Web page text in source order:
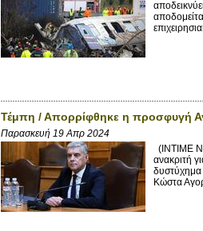
Τέμπη / Απορρίφθηκε η προσφυγή
Παρασκευή 19 Απρ 2024
(INTIME
ανακριτή
δυστύχημα
Κώστα